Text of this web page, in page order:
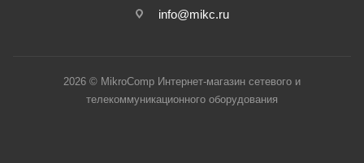
info@mikc.ru
2026 © MikroComp Интернет-магазин сетевого и
телекоммуникационного оборудования